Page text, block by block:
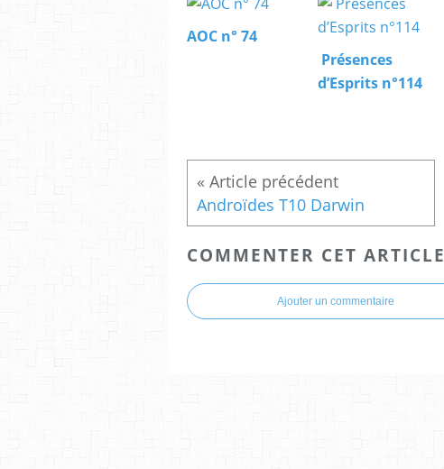
AOC n° 74
Présences
d’Esprits n°114
Androïdes T10 Darwin
COMMENTER CET ARTICLE
Ajouter un commentaire